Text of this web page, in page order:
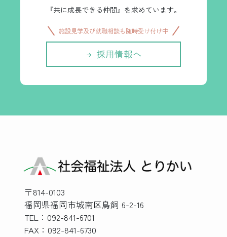
『共に成長できる仲間』を求めています。
施設見学及び就職相談も随時受け付け中
採用情報へ
〒814-0103
福岡県福岡市城南区鳥飼 6-2-16
TEL：092-841-6701
FAX：092-841-6730